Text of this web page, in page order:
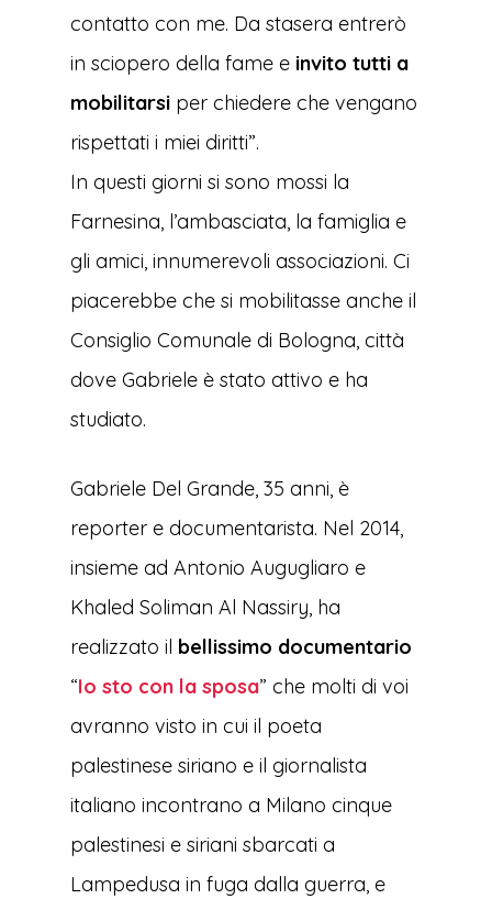
contatto con me. Da stasera entrerò
in sciopero della fame e invito tutti a
mobilitarsi per chiedere che vengano
rispettati i miei diritti”.
In questi giorni si sono mossi la
Farnesina, l’ambasciata, la famiglia e
gli amici, innumerevoli associazioni. Ci
piacerebbe che si mobilitasse anche il
Consiglio Comunale di Bologna, città
dove Gabriele è stato attivo e ha
studiato.
Gabriele Del Grande, 35 anni, è
reporter e documentarista. Nel 2014,
insieme ad Antonio Augugliaro e
Khaled Soliman Al Nassiry, ha
realizzato il bellissimo documentario
“Io sto con la sposa” che molti di voi
avranno visto in cui il poeta
palestinese siriano e il giornalista
italiano incontrano a Milano cinque
palestinesi e siriani sbarcati a
Lampedusa in fuga dalla guerra, e